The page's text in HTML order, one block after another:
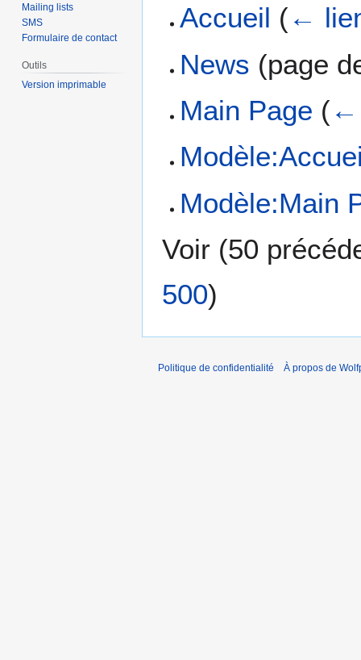
Accueil (←
News (page
Main Page (←
Modèle:Main
Voir (50
500)
Mailing lists
SMS
Formulaire de contact
Outils
Version imprimable
Politique de confidentialité À propos de